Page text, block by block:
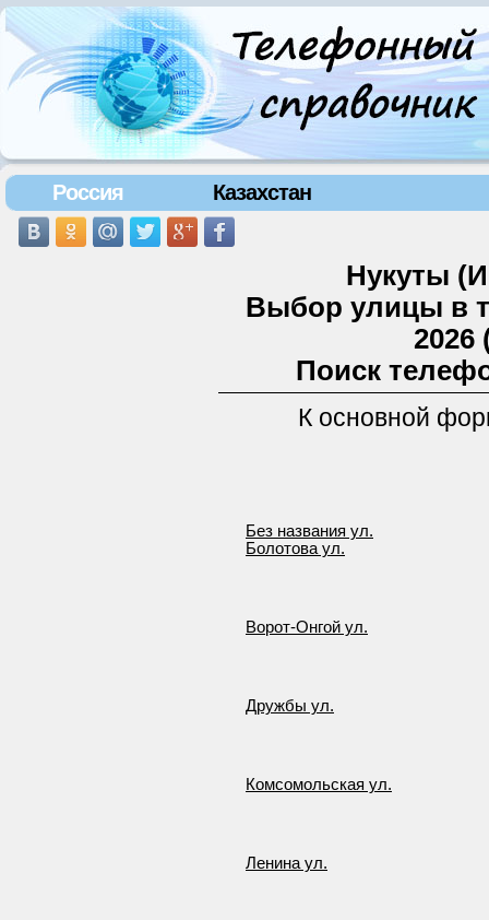
Россия Казахстан
Нукуты
Выбор улицы в
2026
Поиск
К основной
Без названия ул.
Болотова ул.
Ворот-Онгой ул.
Дружбы ул.
Комсомольская ул.
Ленина ул.